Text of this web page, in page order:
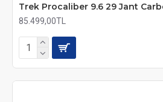
Trek Procaliber 9.6 29 Jant
85.499,00TL